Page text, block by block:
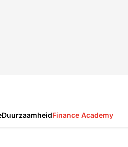
DuurzaamheidFinance Academy